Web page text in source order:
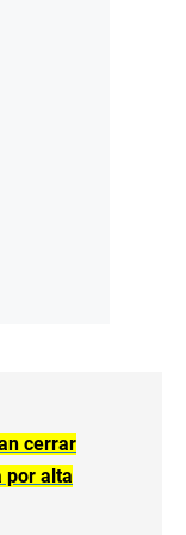
cerrar
por alta